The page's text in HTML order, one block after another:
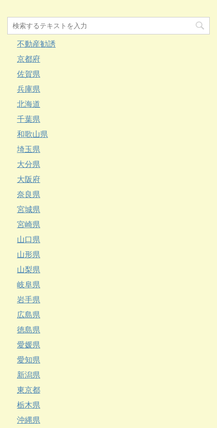
不動産勧誘
京都府
佐賀県
兵庫県
北海道
千葉県
和歌山県
埼玉県
大分県
大阪府
奈良県
宮城県
宮崎県
山口県
山形県
山梨県
岐阜県
岩手県
広島県
徳島県
愛媛県
愛知県
新潟県
東京都
栃木県
沖縄県